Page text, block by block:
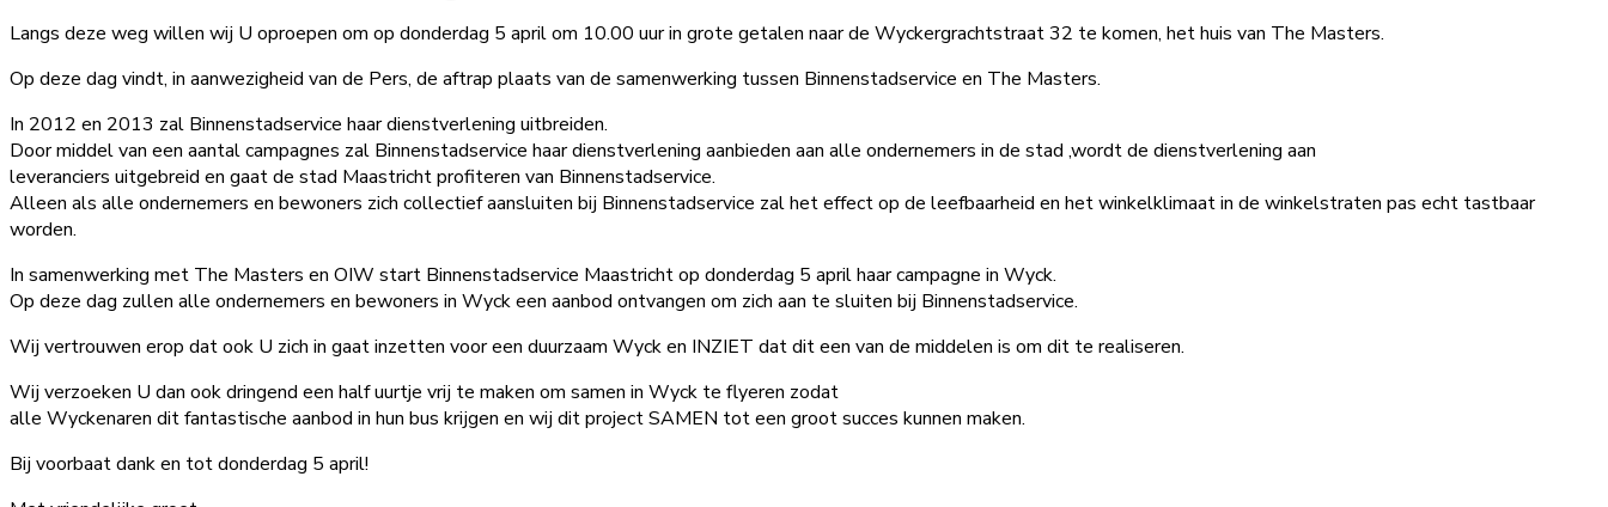
Langs deze weg willen wij U oproepen om op donderdag 5 april om 10.00 uur in grote getalen naar de Wyckergrachtstraat 32 te komen, het huis van The Masters.
Op deze dag vindt, in aanwezigheid van de Pers, de aftrap plaats van de samenwerking tussen Binnenstadservice en The Masters.
In 2012 en 2013 zal Binnenstadservice haar dienstverlening uitbreiden.
Door middel van een aantal campagnes zal Binnenstadservice haar dienstverlening aanbieden aan alle ondernemers in de stad ,wordt de dienstverlening aan
leveranciers uitgebreid en gaat de stad Maastricht profiteren van Binnenstadservice.
Alleen als alle ondernemers en bewoners zich collectief aansluiten bij Binnenstadservice zal het effect op de leefbaarheid en het winkelklimaat in de winkelstraten pas echt tastbaar
worden.
In samenwerking met The Masters en OIW start Binnenstadservice Maastricht op donderdag 5 april haar campagne in Wyck.
Op deze dag zullen alle ondernemers en bewoners in Wyck een aanbod ontvangen om zich aan te sluiten bij Binnenstadservice.
Wij vertrouwen erop dat ook U zich in gaat inzetten voor een duurzaam Wyck en INZIET dat dit een van de middelen is om dit te realiseren.
Wij verzoeken U dan ook dringend een half uurtje vrij te maken om samen in Wyck te flyeren zodat
alle Wyckenaren dit fantastische aanbod in hun bus krijgen en wij dit project SAMEN tot een groot succes kunnen maken.
Bij voorbaat dank en tot donderdag 5 april!